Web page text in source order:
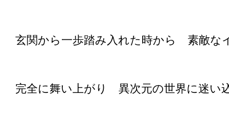
玄関から一歩踏み入れた時から 素敵な
完全に舞い上がり 異次元の世界に迷い